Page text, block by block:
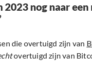
2023 nog naar
die overtuigd zijn van
overtuigd zijn van